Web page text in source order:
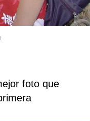
foto que